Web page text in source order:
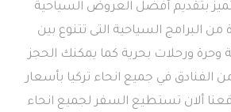
بتقديم أفضل العروض السياحية
البرامج السياحية التى تتنوع بين
ورحلات بحرية كما يمكنك الحجز
الفنادق في جميع انحاء تركيا بأسعار
ألان تستطيع السفر لجميع انحاء